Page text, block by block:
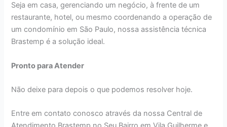
Seja em casa, gerenciando um negócio, à frente de um
restaurante, hotel, ou mesmo coordenando a operação de
um condomínio em São Paulo, nossa assistência técnica
Brastemp é a solução ideal.
Pronto para Atender
Não deixe para depois o que podemos resolver hoje.
Entre em contato conosco através da nossa Central de